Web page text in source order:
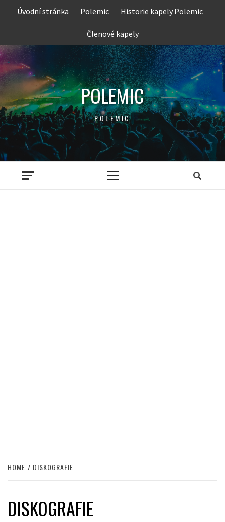
Úvodní stránka Polemic Historie kapely Polemic
Členové kapely
POLEMIC
POLEMIC
Primary
HOME DISKOGRAFIE
DISKOGRAFIE